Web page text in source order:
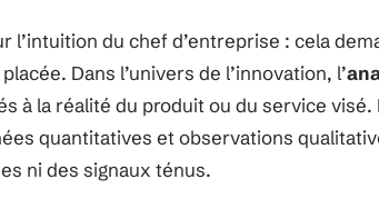
l’intuition du chef d’entreprise : cela
Dans l’univers de l’innovation, l’
à la réalité du produit ou du service visé.
quantitatives et observations
ni des signaux ténus.